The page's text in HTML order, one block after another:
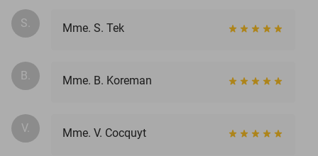
S. Mme. S. Tek
B. Mme. B. Koreman
V. Mme. V. Cocquyt